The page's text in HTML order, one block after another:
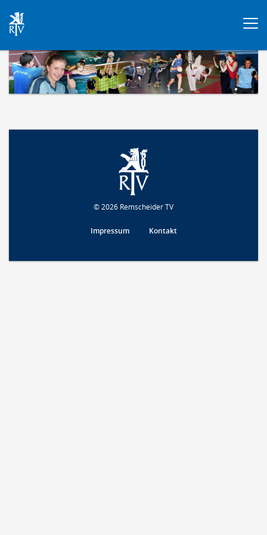
© 2026 Remscheider TV
Impressum Kontakt